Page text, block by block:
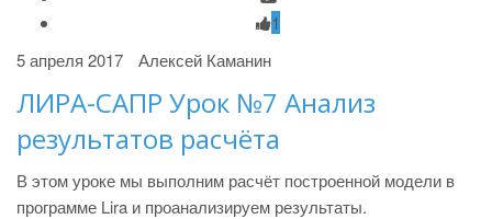
1
5 апреля 2017
Алексей Каманин
ЛИРА-САПР Урок №7 Анализ
результатов расчёта
В этом уроке мы выполним расчёт построенной модели в
программе Lira и проанализируем результаты.